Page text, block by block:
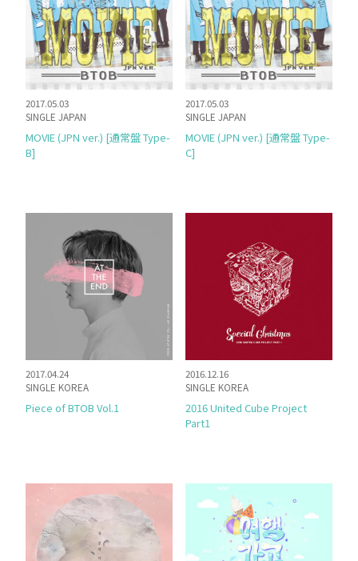
2017.05.03
SINGLE JAPAN
MOVIE (JPN ver.) [通常盤 Type-
B]
2017.05.03
SINGLE JAPAN
MOVIE (JPN ver.) [通常盤 Type-
C]
2017.04.24
SINGLE KOREA
Piece of BTOB Vol.1
2016.12.16
SINGLE KOREA
2016 United Cube Project
Part1